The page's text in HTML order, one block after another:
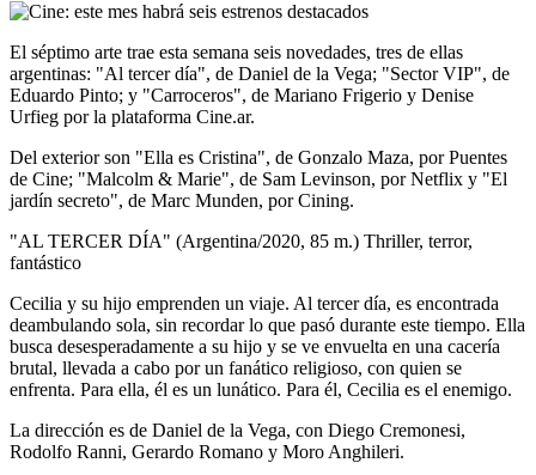
El séptimo arte trae esta semana seis novedades, tres de ellas
argentinas: "Al tercer día", de Daniel de la Vega; "Sector VIP", de
Eduardo Pinto; y "Carroceros", de Mariano Frigerio y Denise
Urfieg por la plataforma Cine.ar.
Del exterior son "Ella es Cristina", de Gonzalo Maza, por Puentes
de Cine; "Malcolm & Marie", de Sam Levinson, por Netflix y "El
jardín secreto", de Marc Munden, por Cining.
"AL TERCER DÍA" (Argentina/2020, 85 m.) Thriller, terror,
fantástico
Cecilia y su hijo emprenden un viaje. Al tercer día, es encontrada
deambulando sola, sin recordar lo que pasó durante este tiempo. Ella
busca desesperadamente a su hijo y se ve envuelta en una cacería
brutal, llevada a cabo por un fanático religioso, con quien se
enfrenta. Para ella, él es un lunático. Para él, Cecilia es el enemigo.
La dirección es de Daniel de la Vega, con Diego Cremonesi,
Rodolfo Ranni, Gerardo Romano y Moro Anghileri.